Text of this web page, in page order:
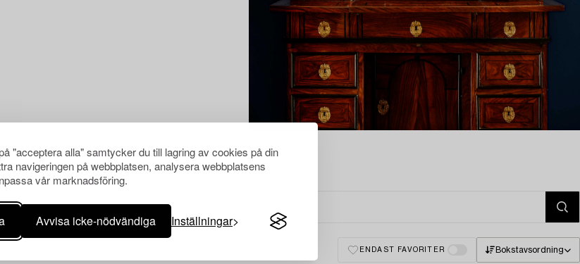
"acceptera alla" samtycker du till lagring av cookies på din
navigeringen på webbplatsen, analysera webbplatsens
vår marknadsföring.
Avvisa icke-nödvändiga Inställningar
ENDAST FAVORITER Bokstavsordning